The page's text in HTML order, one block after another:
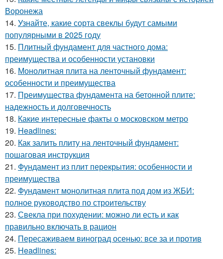
Воронежа
14. Узнайте, какие сорта свеклы будут самыми
популярными в 2025 году
15. Плитный фундамент для частного дома:
преимущества и особенности установки
16. Монолитная плита на ленточный фундамент:
особенности и преимущества
17. Преимущества фундамента на бетонной плите:
надежность и долговечность
18. Какие интересные факты о московском метро
19. Headlines:
20. Как залить плиту на ленточный фундамент:
пошаговая инструкция
21. Фундамент из плит перекрытия: особенности и
преимущества
22. Фундамент монолитная плита под дом из ЖБИ:
полное руководство по строительству
23. Свекла при похудении: можно ли есть и как
правильно включать в рацион
24. Пересаживаем виноград осенью: все за и против
25. Headlines: